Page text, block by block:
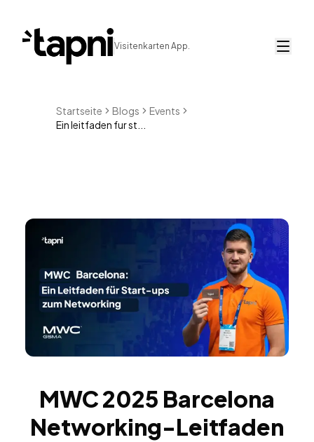
Visitenkarten App.
Startseite Blogs
Events
Ein leitfaden fur st...
MWC 2025 Barcelona
Networking-Leitfaden